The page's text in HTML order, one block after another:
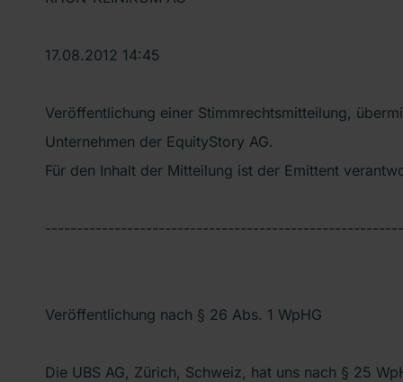
17.08.2012 14:45
Veröffentlichung einer Stimmrechtsmitteilung,
Unternehmen der EquityStory AG.
Für den Inhalt der Mitteilung ist der Emittent
Veröffentlichung nach § 26 Abs. 1 WpHG
Die UBS AG, Zürich, Schweiz, hat uns nach § 25